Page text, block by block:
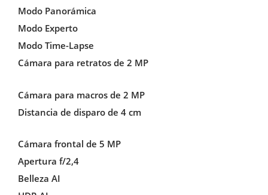
Modo Panorámica
Modo Experto
Modo Time-Lapse
Cámara para retratos de 2 MP
Cámara para macros de 2 MP
Distancia de disparo de 4 cm
Cámara frontal de 5 MP
Apertura f/2,4
Belleza AI